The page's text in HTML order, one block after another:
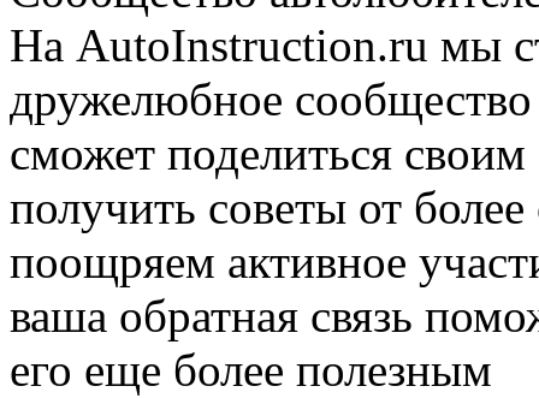
На AutoInstruction.ru мы
дружелюбное
сможет поделиться
получить советы от
поощряем активное
ваша обратная связь
его еще более полезным